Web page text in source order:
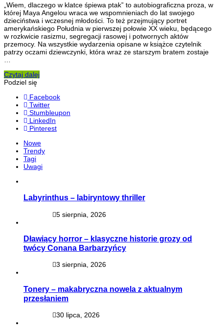
„Wiem, dlaczego w klatce śpiewa ptak” to autobiograficzna proza, w
której Maya Angelou wraca we wspomnieniach do lat swojego
dzieciństwa i wczesnej młodości. To też przejmujący portret
amerykańskiego Południa w pierwszej połowie XX wieku, będącego
w rozkwicie rasizmu, segregacji rasowej i potwornych aktów
przemocy. Na wszystkie wydarzenia opisane w książce czytelnik
patrzy oczami dziewczynki, która wraz ze starszym bratem zostaje
Czytaj dalej
Podziel się
Facebook
Twitter
Stumbleupon
LinkedIn
Pinterest
Nowe
Trendy
Tagi
Uwagi
Labyrinthus – labiryntowy thriller
5 sierpnia, 2026
Dławiący horror – klasyczne historie grozy od
twócy Conana Barbarzyńcy
3 sierpnia, 2026
Tonery – makabryczna nowela z aktualnym
przesłaniem
30 lipca, 2026